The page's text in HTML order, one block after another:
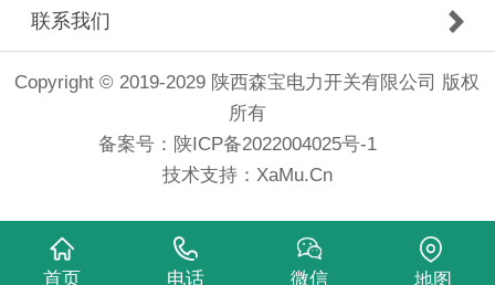
联系我们
Copyright © 2019-2029 陕西森宝电力开关有限公司 版权
所有
备案号： 陕ICP备2022004025号-1
技术支持： XaMu.Cn
首页 电话 微信 地图